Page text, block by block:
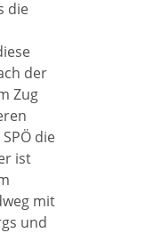
die
der
Zug
die
ist
mit
und